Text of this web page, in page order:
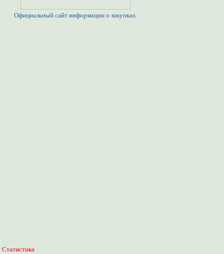
Официальный сайт информации о закупках
Статистика